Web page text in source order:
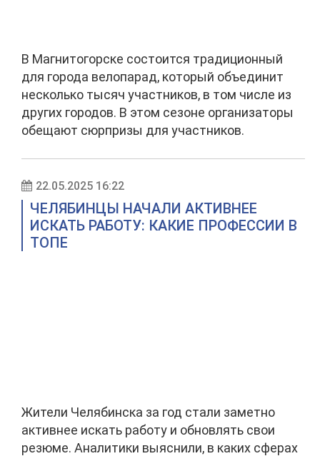
В Магнитогорске состоится традиционный
для города велопарад, который объединит
несколько тысяч участников, в том числе из
других городов. В этом сезоне организаторы
обещают сюрпризы для участников.
22.05.2025 16:22
ЧЕЛЯБИНЦЫ НАЧАЛИ АКТИВНЕЕ
ИСКАТЬ РАБОТУ: КАКИЕ ПРОФЕССИИ В
ТОПЕ
Жители Челябинска за год стали заметно
активнее искать работу и обновлять свои
резюме. Аналитики выяснили, в каких сферах